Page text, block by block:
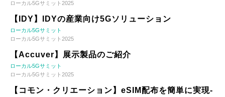
ローカル5Gサミット2025
【IDY】IDYの産業向け5Gソリューション
ローカル5Gサミット
ローカル5Gサミット2025
【Accuver】展示製品のご紹介
ローカル5Gサミット
ローカル5Gサミット2025
【コモン・クリエーション】eSIM配布を簡単に実現-